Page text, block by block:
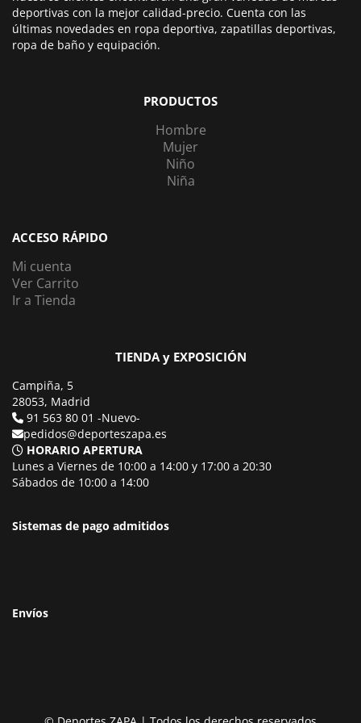
deportivas con la mejor calidad-precio. Cuenta con las
últimas novedades en ropa deportiva, zapatillas deportivas,
ropa de baño y equipación.
PRODUCTOS
Hombre
Mujer
Niño
Niña
ACCESO RÁPIDO
Mi cuenta
Ver Carrito
Ir a Tienda
TIENDA y EXPOSICIÓN
Campiña, 5
28053, Madrid
91 563 80 01 -Nuevo-
pedidos@deporteszapa.es
HORARIO APERTURA
Lunes a Viernes de 10:00 a 14:00 y 17:00 a 20:30
Sábados de 10:00 a 14:00
Sistemas de pago admitidos
Envíos